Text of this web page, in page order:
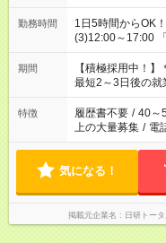
勤務時間
1日5時間からOK！ ■シフト例 (1)8:00～13:00 (2)10:00～15:00
(3)12:00～17:00 「子どもたちが学校に行く間だけ働きたい」
「余裕を持って夕
はプライベート
いね。 ※Wワーク希望の方へ 今ご覧のお仕事で希望する勤務時
間と、もう1つの
場合は応募できま
期間
【積極採用中！
最短2～3日後の就
特徴 履歴書不要 / 40～
上の大量募集 / 電
気になる！
掲載元企業名 日研トー